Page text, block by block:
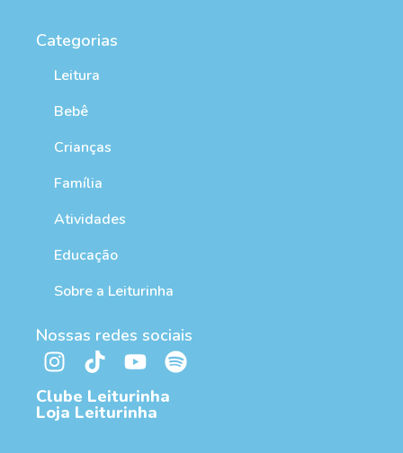
Categorias
Leitura
Bebê
Crianças
Família
Atividades
Educação
Sobre a Leiturinha
Nossas redes sociais
Clube Leiturinha
Loja Leiturinha